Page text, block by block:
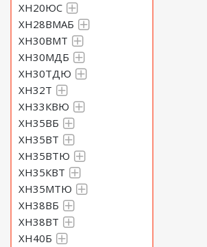
ХН20ЮС
ХН28ВМАБ
ХН30ВМТ
ХН30МДБ
ХН30ТДЮ
ХН32Т
ХН33КВЮ
ХН35ВБ
ХН35ВТ
ХН35ВТЮ
ХН35КВТ
ХН35МТЮ
ХН38ВБ
ХН38ВТ
ХН40Б